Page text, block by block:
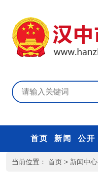
首页 新闻 公开
当前位置： 首页 > 新闻中心